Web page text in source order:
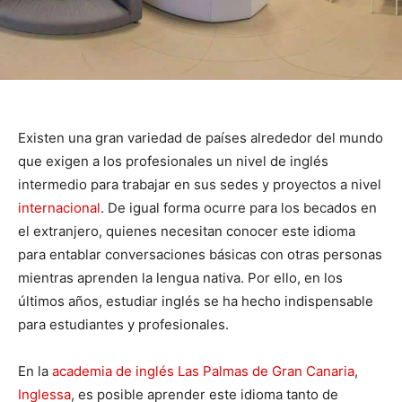
Existen una gran variedad de países alrededor del mundo
que exigen a los profesionales un nivel de inglés
intermedio para trabajar en sus sedes y proyectos a nivel
internacional. De igual forma ocurre para los becados en
el extranjero, quienes necesitan conocer este idioma
para entablar conversaciones básicas con otras personas
mientras aprenden la lengua nativa. Por ello, en los
últimos años, estudiar inglés se ha hecho indispensable
para estudiantes y profesionales.
En la academia de inglés Las Palmas de Gran Canaria,
Inglessa, es posible aprender este idioma tanto de